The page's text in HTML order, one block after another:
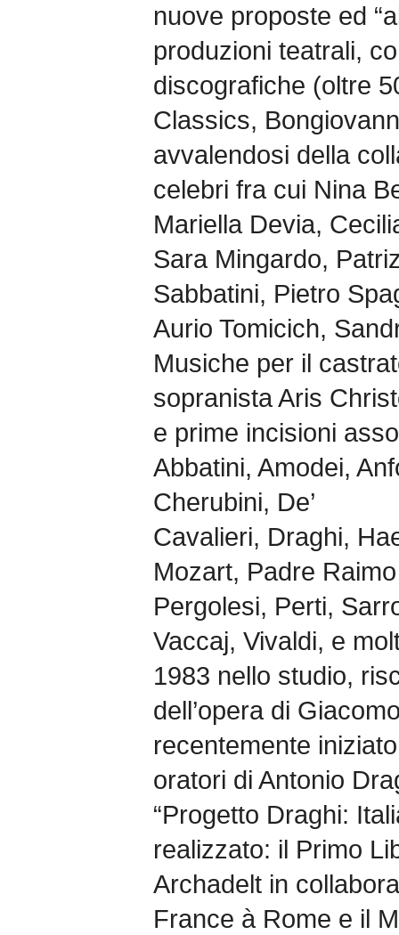
nuove proposte ed
produzioni teatrali,
discografiche (oltre
Classics,
avvalendosi della
celebri fra cui Nina
Mariella Devia,
Sara Mingardo,
Sabbatini, Pietro
Aurio Tomicich,
Musiche per il
sopranista Aris
e prime incisioni
Abbatini, Amodei,
Cherubini, De’
Cavalieri, Draghi,
Mozart, Padre
Pergolesi, Perti,
Vaccaj, Vivaldi, e
1983 nello studio,
dell’opera di
recentemente
oratori di Antonio
“Progetto Draghi:
realizzato: il Primo
Archadelt in
France à Rome e il